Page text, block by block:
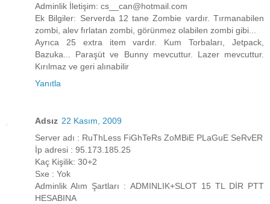
Adminlik İletişim: cs__can@hotmail.com
Ek Bilgiler: Serverda 12 tane Zombie vardır. Tırmanabilen
zombi, alev fırlatan zombi, görünmez olabilen zombi gibi...
Ayrıca 25 extra item vardır. Kum Torbaları, Jetpack,
Bazuka... Paraşüt ve Bunny mevcuttur. Lazer mevcuttur.
Kırılmaz ve geri alınabilir
Yanıtla
Adsız 22 Kasım, 2009
Server adı : RuThLess FiGhTeRs ZoMBiE PLaGuE SeRvER
İp adresi : 95.173.185.25
Kaç Kişilik: 30+2
Sxe : Yok
Adminlik Alım Şartları : ADMINLIK+SLOT 15 TL DİR PTT
HESABINA